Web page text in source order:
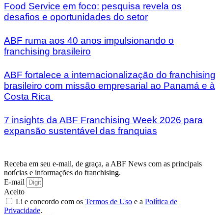
Food Service em foco: pesquisa revela os
desafios e oportunidades do setor
ABF ruma aos 40 anos impulsionando o
franchising brasileiro
ABF fortalece a internacionalização do franchising
brasileiro com missão empresarial ao Panamá e à
Costa Rica
7 insights da ABF Franchising Week 2026 para
expansão sustentável das franquias
Receba em seu e-mail, de graça, a ABF News com as principais
notícias e informações do franchising.
E-mail
Aceito
Li e concordo com os Termos de Uso e a Política de
Privacidade.